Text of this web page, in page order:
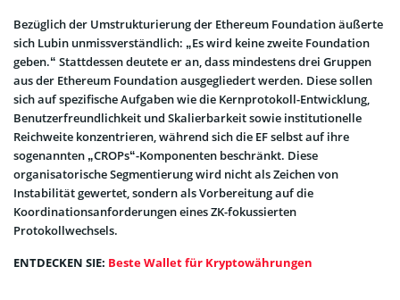
Bezüglich der Umstrukturierung der Ethereum Foundation äußerte
sich Lubin unmissverständlich: „Es wird keine zweite Foundation
geben.“ Stattdessen deutete er an, dass mindestens drei Gruppen
aus der Ethereum Foundation ausgegliedert werden. Diese sollen
sich auf spezifische Aufgaben wie die Kernprotokoll-Entwicklung,
Benutzerfreundlichkeit und Skalierbarkeit sowie institutionelle
Reichweite konzentrieren, während sich die EF selbst auf ihre
sogenannten „CROPs“-Komponenten beschränkt. Diese
organisatorische Segmentierung wird nicht als Zeichen von
Instabilität gewertet, sondern als Vorbereitung auf die
Koordinationsanforderungen eines ZK-fokussierten
Protokollwechsels.
ENTDECKEN SIE: Beste Wallet für Kryptowährungen